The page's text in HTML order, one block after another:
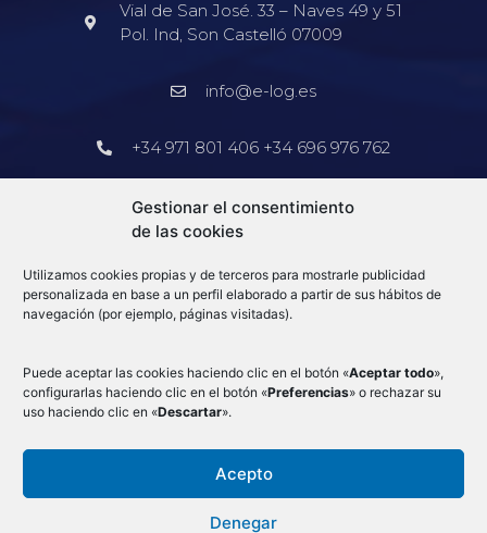
Gestionar el consentimiento
de las cookies
Utilizamos cookies propias y de terceros para mostrarle publicidad
personalizada en base a un perfil elaborado a partir de sus hábitos de
navegación (por ejemplo, páginas visitadas).
Puede aceptar las cookies haciendo clic en el botón «Aceptar todo»,
configurarlas haciendo clic en el botón «Preferencias» o rechazar su
uso haciendo clic en «Descartar».
Acepto
Denegar
Vial de San José. 33 – Naves 49 y 51
Pol. Ind, Son Castelló 07009
info@e-log.es
+34 971 801 406 +34 696 976 762
+34 913 578 905
info@e-log.es
Blog
Aduanas–Mercancias por avión